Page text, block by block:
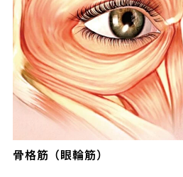
骨格筋（眼輪筋）